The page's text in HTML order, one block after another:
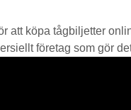
att köpa tågbiljetter
företag som gör